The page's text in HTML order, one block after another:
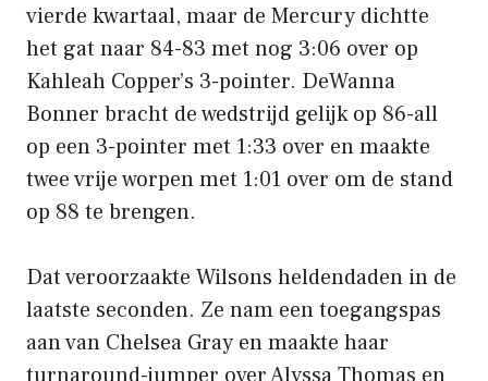
vierde kwartaal, maar de Mercury dichtte
het gat naar 84-83 met nog 3:06 over op
Kahleah Copper’s 3-pointer. DeWanna
Bonner bracht de wedstrijd gelijk op 86-all
op een 3-pointer met 1:33 over en maakte
twee vrije worpen met 1:01 over om de stand
op 88 te brengen.
Dat veroorzaakte Wilsons heldendaden in de
laatste seconden. Ze nam een ​​toegangspas
aan van Chelsea Gray en maakte haar
turnaround-jumper over Alyssa Thomas en